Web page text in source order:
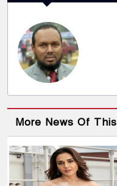
More News Of